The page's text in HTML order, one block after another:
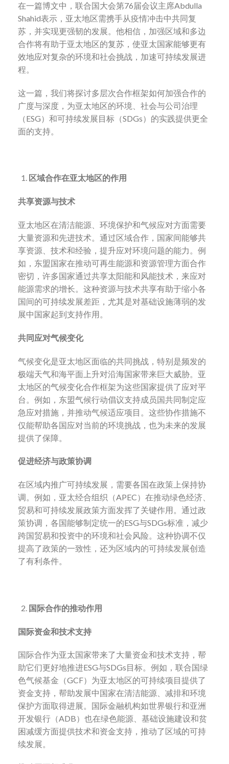
在一篇博文中，联合国大会第76届会议主席Abdulla
Shahid表示，亚太地区需携手从疫情冲击中共同复
苏，并实现更强韧的发展。他相信，加强区域和多边
合作将有助于亚太地区的复苏，使亚太国家能够更有
效地应对复杂的环境和社会挑战，加速可持续发展进
程。
这一篇，我们将探讨多层次合作框架如何加强合作的
广度与深度，为亚太地区的环境、社会与公司治理
（ESG）和可持续发展目标（SDGs）的实践提供更全
面的支持。
区域合作在亚太地区的作用
共享资源与技术
亚太地区在清洁能源、环境保护和气候应对方面需要
大量资源和先进技术。通过区域合作，国家间能够共
享资源、技术和经验，提升应对环境问题的能力。例
如，东盟国家在推动可再生能源和资源管理方面合作
密切，许多国家通过共享太阳能和风能技术，来应对
能源需求的增长。这种资源与技术共享有助于缩小各
国间的可持续发展差距，尤其是对基础设施薄弱的发
展中国家起到支持作用。
共同应对气候变化
气候变化是亚太地区面临的共同挑战，特别是频发的
极端天气和海平面上升对沿海国家带来巨大威胁。亚
太地区的气候变化合作框架为这些国家提供了应对平
台。例如，东盟气候行动倡议支持成员国共同制定应
急应对措施，并推动气候适应项目。这些协作措施不
仅能帮助各国应对当前的环境挑战，也为未来的发展
提供了保障。
促进经济与政策协调
在区域内推广可持续发展，需要各国在政策上保持协
调。例如，亚太经合组织（APEC）在推动绿色经济、
贸易和可持续发展政策方面发挥了关键作用。通过政
策协调，各国能够制定统一的ESG与SDGs标准，减少
跨国贸易和投资中的环境和社会风险。这种协调不仅
提高了政策的一致性，还为区域内的可持续发展创造
了有利条件。
国际合作的推动作用
国际资金和技术支持
国际合作为亚太国家带来了大量资金和技术支持，帮
助它们更好地推进ESG与SDGs目标。例如，联合国绿
色气候基金（GCF）为亚太地区的可持续项目提供了
资金支持，帮助发展中国家在清洁能源、减排和环境
保护方面取得进展。国际金融机构如世界银行和亚洲
开发银行（ADB）也在绿色能源、基础设施建设和贫
困减缓方面提供技术和资金支持，推动了区域的可持
续发展。